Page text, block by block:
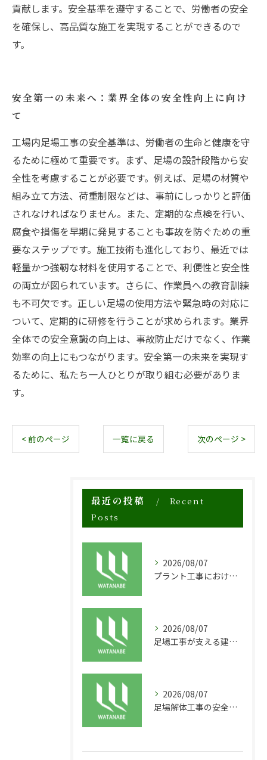
貢献します。安全基準を遵守することで、労働者の安全
を確保し、高品質な施工を実現することができるので
す。
安全第一の未来へ：業界全体の安全性向上に向け
て
工場内足場工事の安全基準は、労働者の生命と健康を守
るために極めて重要です。まず、足場の設計段階から安
全性を考慮することが必要です。例えば、足場の材質や
組み立て方法、荷重制限などは、事前にしっかりと評価
されなければなりません。また、定期的な点検を行い、
腐食や損傷を早期に発見することも事故を防ぐための重
要なステップです。施工技術も進化しており、最近では
軽量かつ強靭な材料を使用することで、利便性と安全性
の両立が図られています。さらに、作業員への教育訓練
も不可欠です。正しい足場の使用方法や緊急時の対応に
ついて、定期的に研修を行うことが求められます。業界
全体での安全意識の向上は、事故防止だけでなく、作業
効率の向上にもつながります。安全第一の未来を実現す
るために、私たち一人ひとりが取り組む必要がありま
す。
< 前のページ 一覧に戻る 次のページ >
最近の投稿
Recent
Posts
2026/08/07
プラント工事における足場工事の安全対策と施工の重要性
2026/08/07
足場工事が支える建物の長寿命化と外装塗装の重要性
2026/08/07
足場解体工事の安全性と効率化のポイント